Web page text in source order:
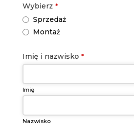
Wybierz *
Sprzedaż
Montaż
Your
Website *
Imię i nazwisko *
Imię
Nazwisko